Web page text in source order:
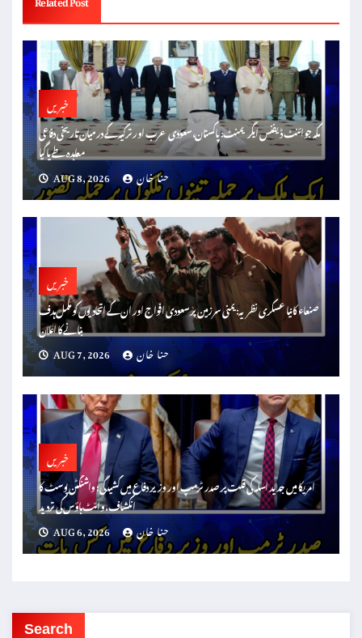
خبریں
مکہ جوائنٹ ڈیفنس ایگریمنٹ: پاکستان، سعودی عرب اور ترکیہ کے درمیان تاریخی دفاعی
معاہدہ طے پا گیا
AUG 8, 2026
حنا خان
خبریں
صنعاء کا نیا عسکری نظریہ: یمنی سرزمین پر سعودی افواج اور ان کے اتحادیوں کو مکمل ہدف
بنانے کا اعلان
AUG 7, 2026
حنا خان
خبریں
امریکا میں جدید اسلہ کی قلت پر صدر ٹرمپ اور وزیر دفاع میں کشیدگی: واشنگٹن پوسٹ کا
انکشاف، وائٹ ہاؤس کی تردید
AUG 6, 2026
حنا خان
Search